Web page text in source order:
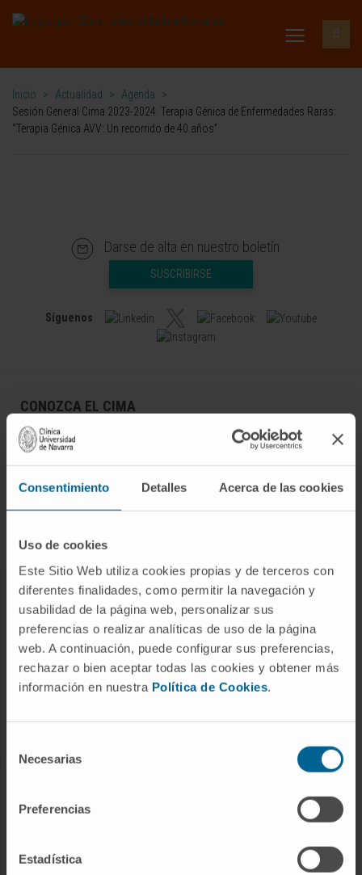
Consentimiento Detalles Acerca de las cookies
Uso de cookies
Este Sitio Web utiliza cookies propias y de terceros con
diferentes finalidades, como permitir la navegación y
usabilidad de la página web, personalizar sus
preferencias o realizar analíticas de uso de la página
web. A continuación, puede configurar sus preferencias,
rechazar o bien aceptar todas las cookies y obtener más
información en nuestra Política de Cookies.
Necesarias
Preferencias
Estadística
Inicio > Actualidad > Agenda
>
Sesión General Cima 2023-2024. Terapia Génica de Enfermedades Raras:
“Terapia Génica AVV: Un recorrido de 40 años”
Darse de alta en nuestro boletín
SUSCRIBIRSE
Síguenos
CONOZCA EL CIMA
Quiénes somos
Centro de Investigacion de la Clínica
Campus de la Universidad de Navarra
Organización
Portal de Transparencia
ENFERMEDADES
Cáncer
Enfermedades cardiovasculares